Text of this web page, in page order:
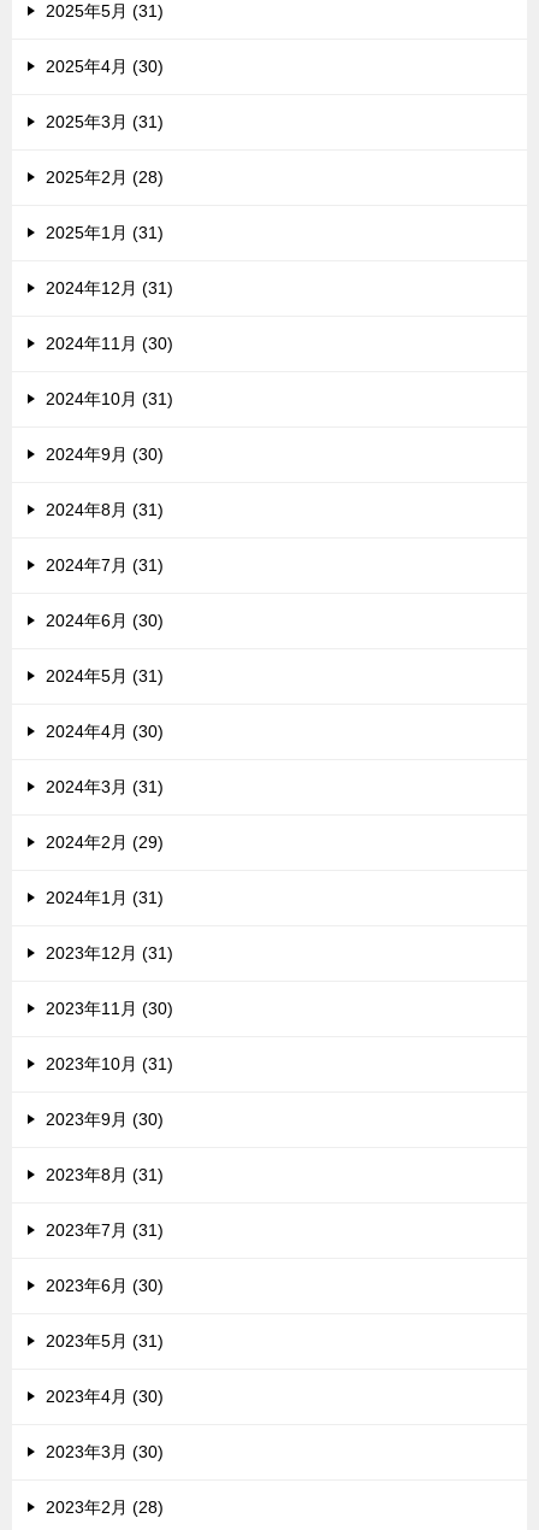
2025年5月 (31)
2025年4月 (30)
2025年3月 (31)
2025年2月 (28)
2025年1月 (31)
2024年12月 (31)
2024年11月 (30)
2024年10月 (31)
2024年9月 (30)
2024年8月 (31)
2024年7月 (31)
2024年6月 (30)
2024年5月 (31)
2024年4月 (30)
2024年3月 (31)
2024年2月 (29)
2024年1月 (31)
2023年12月 (31)
2023年11月 (30)
2023年10月 (31)
2023年9月 (30)
2023年8月 (31)
2023年7月 (31)
2023年6月 (30)
2023年5月 (31)
2023年4月 (30)
2023年3月 (30)
2023年2月 (28)